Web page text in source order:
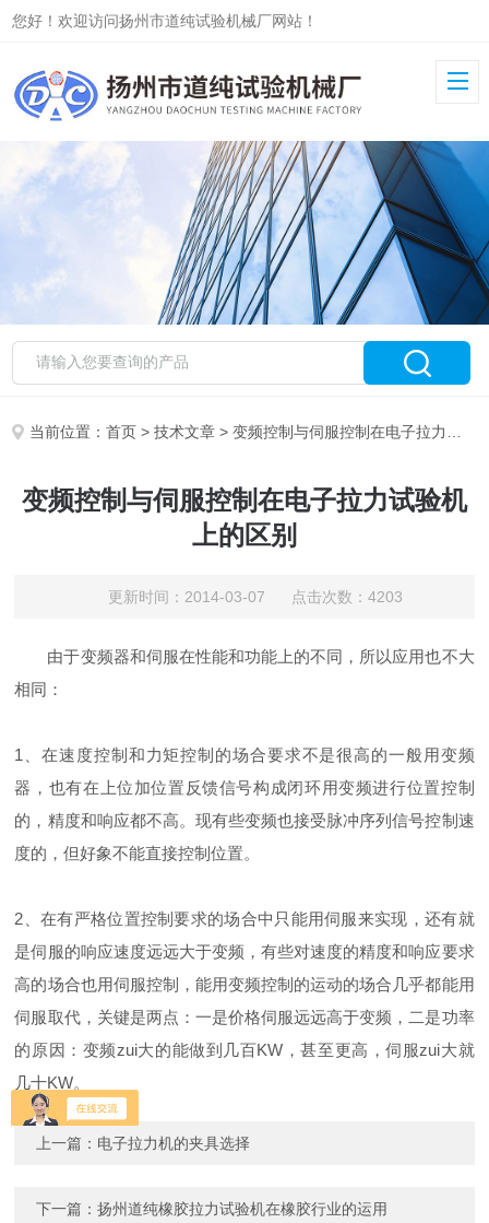
您好！欢迎访问扬州市道纯试验机械厂网站！
当前位置：首页 >技术文章 > 变频控制与伺服控制在电子拉力试验机上的区别
变频控制与伺服控制在电子拉力试验机
上的区别
更新时间：2014-03-07 点击次数：4203
由于变频器和伺服在性能和功能上的不同，所以应用也不大
相同：
1、在速度控制和力矩控制的场合要求不是很高的一般用变频
器，也有在上位加位置反馈信号构成闭环用变频进行位置控制
的，精度和响应都不高。现有些变频也接受脉冲序列信号控制速
度的，但好象不能直接控制位置。
2、在有严格位置控制要求的场合中只能用伺服来实现，还有就
是伺服的响应速度远远大于变频，有些对速度的精度和响应要求
高的场合也用伺服控制 ，能用变频控制的运动的场合几乎都能用
伺服取代，关键是两点：一是价格伺服远远高于变频，二是功率
的原因：变频zui大的能做到几百KW，甚至更高，伺服zui大就
几十KW。
上一篇： 电子拉力机的夹具选择
下一篇：扬州道纯橡胶拉力试验机在橡胶行业的运用